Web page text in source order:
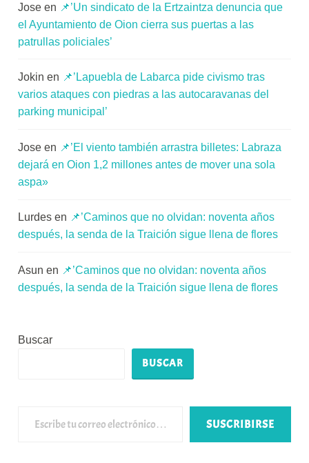
Jose en 📌’Un sindicato de la Ertzaintza denuncia que
el Ayuntamiento de Oion cierra sus puertas a las
patrullas policiales’
Jokin en 📌’Lapuebla de Labarca pide civismo tras
varios ataques con piedras a las autocaravanas del
parking municipal’
Jose en 📌’El viento también arrastra billetes: Labraza
dejará en Oion 1,2 millones antes de mover una sola
aspa»
Lurdes en 📌’Caminos que no olvidan: noventa años
después, la senda de la Traición sigue llena de flores
Asun en 📌’Caminos que no olvidan: noventa años
después, la senda de la Traición sigue llena de flores
Buscar
BUSCAR
SUSCRIBIRSE